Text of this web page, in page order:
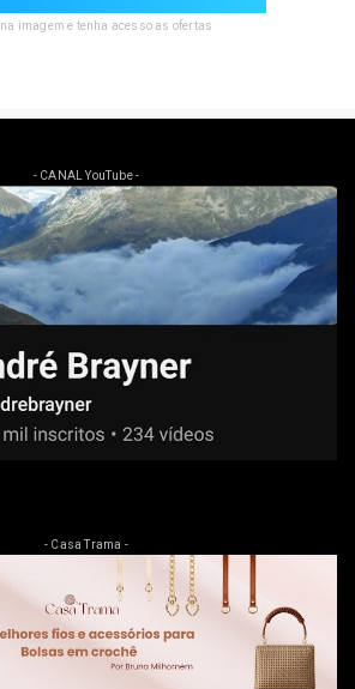
imagem e tenha acesso as ofertas
- CANAL YouTube -
- Casa Trama -